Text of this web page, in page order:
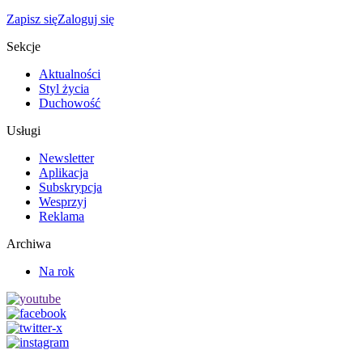
Zapisz sięZaloguj się
Sekcje
Aktualności
Styl życia
Duchowość
Usługi
Newsletter
Aplikacja
Subskrypcja
Wesprzyj
Reklama
Archiwa
Na rok